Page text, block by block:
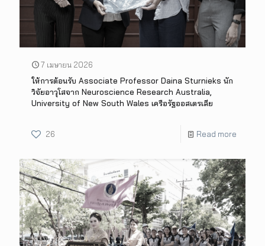
7 เมษายน 2026
ให้การต้อนรับ Associate Professor Daina Sturnieks นัก
วิจัยอาวุโสจาก Neuroscience Research Australia,
University of New South Wales เครือรัฐออสเตรเลีย
26 Read more